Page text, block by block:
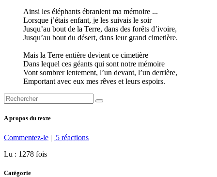
Ainsi les éléphants ébranlent ma mémoire ...
Lorsque j’étais enfant, je les suivais le soir
Jusqu’au bout de la Terre, dans des forêts d’ivoire,
Jusqu’au bout du désert, dans leur grand cimetière.
Mais la Terre entière devient ce cimetière
Dans lequel ces géants qui sont notre mémoire
Vont sombrer lentement, l’un devant, l’un derrière,
Emportant avec eux mes rêves et leurs espoirs.
A propos du texte
Commentez-le | 5 réactions
Lu : 1278 fois
Catégorie